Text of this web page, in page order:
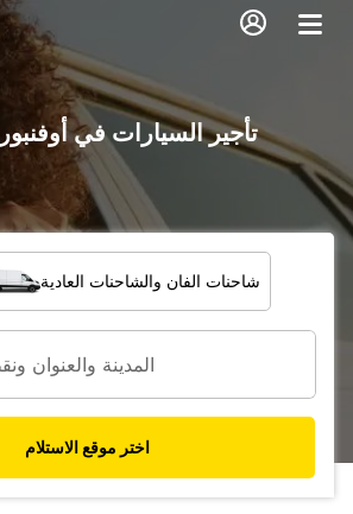
تأجير السيارات في
شاحنات الفان والشاحنات العادية
اختر موقع الاستلام